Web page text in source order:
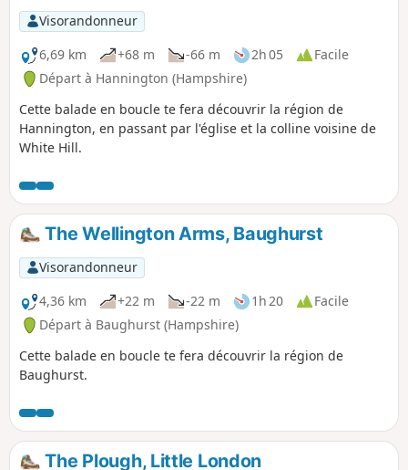
Visorandonneur
6,69 km
+68 m -66 m 2h 05
Facile
Départ à Hannington (Hampshire)
Cette balade en boucle te fera découvrir la région de
Hannington, en passant par l'église et la colline voisine de
White Hill.
The Wellington Arms, Baughurst
Visorandonneur
4,36 km
+22 m -22 m 1h 20
Facile
Départ à Baughurst (Hampshire)
Cette balade en boucle te fera découvrir la région de
Baughurst.
The Plough, Little London